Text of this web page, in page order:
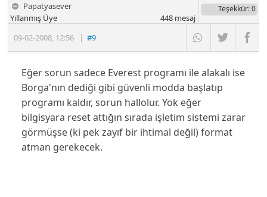
Papatyasever
09-02-2008, 12:56 |#9
Yıllanmış Üye
Teşekkür: 0
448mesaj
Eğer sorun sadece Everest programı ile alakalı ise
Borga'nın dediği gibi güvenli modda başlatıp
programı kaldır, sorun hallolur. Yok eğer
bilgisyara reset attığın sırada işletim sistemi zarar
görmüşse (ki pek zayıf bir ihtimal değil) format
atman gerekecek.